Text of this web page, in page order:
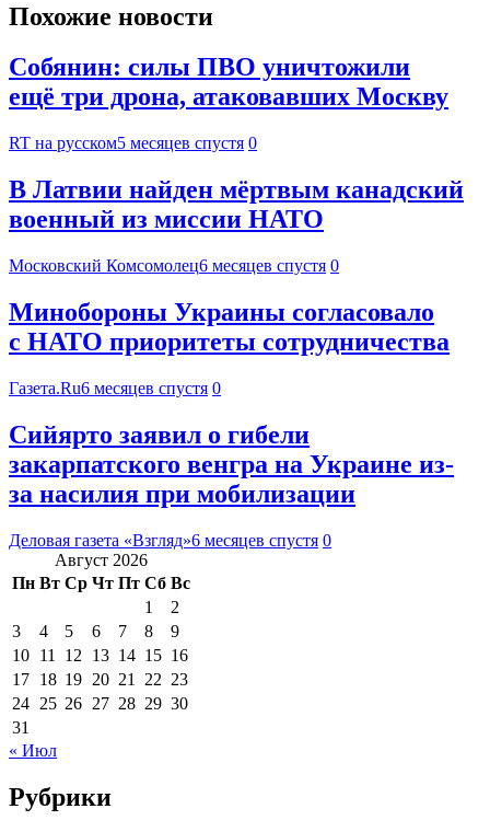
Похожие новости
Собянин: силы ПВО уничтожили
ещё три дрона, атаковавших Москву
RT на русском5 месяцев спустя 0
В Латвии найден мёртвым канадский
военный из миссии НАТО
Московский Комсомолец6 месяцев спустя 0
Минобороны Украины согласовало
с НАТО приоритеты сотрудничества
Газета.Ru6 месяцев спустя 0
Сийярто заявил о гибели
закарпатского венгра на Украине из-
за насилия при мобилизации
Деловая газета «Взгляд»6 месяцев спустя 0
Август 2026
Пн Вт Ср Чт Пт Сб Вс
1
2
3
4 5 6 7 8
9
10 11 12 13 14 15 16
17 18 19 20 21 22 23
24 25 26 27 28 29 30
31
« Июл
Рубрики